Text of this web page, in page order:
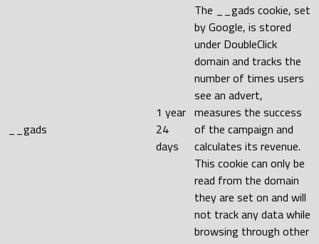
__gads
1 year
24
days
The __gads cookie, set
by Google, is stored
under DoubleClick
domain and tracks the
number of times users
see an advert,
measures the success
of the campaign and
calculates its revenue.
This cookie can only be
read from the domain
they are set on and will
not track any data while
browsing through other